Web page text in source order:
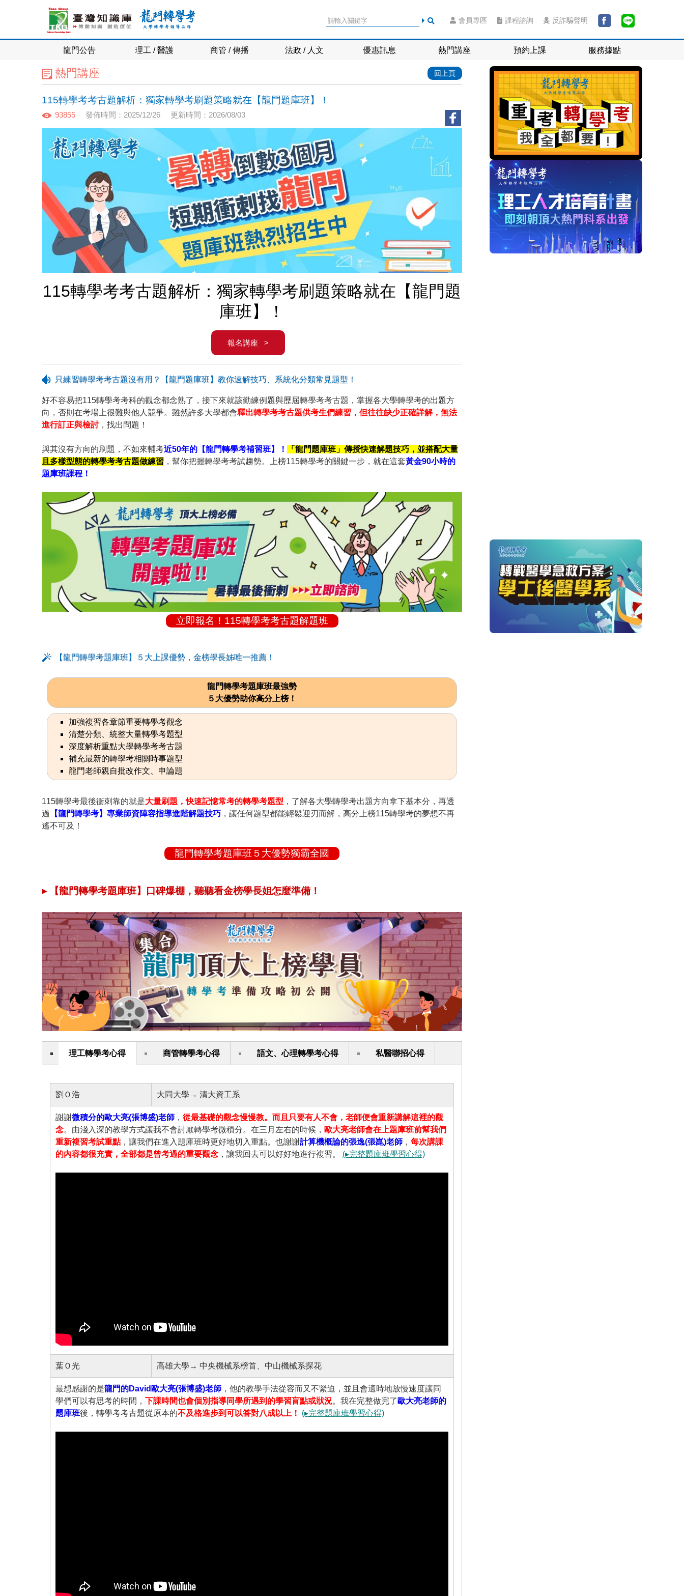
會員專區 課程諮詢 反詐騙聲明
龍門公告 理工 / 醫護 商管 / 傳播 法政 / 人文 優惠訊息 熱門講座 預約上課 服務據點
熱門講座 回上頁
115轉學考考古題解析：獨家轉學考刷題策略就在【龍門題庫班】！
93855 發佈時間：2025/12/26 更新時間：2026/08/03
115轉學考考古題解析：獨家轉學考刷題策略就在【龍門題
庫班】！
報名講座 >
只練習轉學考考古題沒有用？【龍門題庫班】教你速解技巧、系統化分類常見題型！
好不容易把115轉學考考科的觀念都念熟了，接下來就該勤練例題與歷屆轉學考考古題，掌握各大學轉學考的出題方
向，否則在考場上很難與他人競爭。雖然許多大學都會釋出轉學考考古題供考生們練習，但往往缺少正確詳解，無法
進行訂正與檢討，找出問題！
與其沒有方向的刷題，不如來輔考近50年的【龍門轉學考補習班】！
「龍門題庫班」傳授快速解題技巧，並搭配大量
且多樣型態的轉學考考古題做練習 ，幫你把握轉學考考試趨勢。上榜115轉學考的關鍵一步，就在這套黃金90小時的
題庫班課程！
立即報名！115轉學考考古題解題班
【龍門轉學考題庫班】５大上課優勢，金榜學長姊唯一推薦！
龍門轉學考題庫班最強勢
５大優勢助你高分上榜！
加強複習各章節重要轉學考觀念
清楚分類、統整大量轉學考題型
深度解析重點大學轉學考考古題
補充最新的轉學考相關時事題型
龍門老師親自批改作文、申論題
115轉學考最後衝刺靠的就是大量刷題，快速記憶常考的轉學考題型 ，了解各大學轉學考出題方向拿下基本分，再透
過
【龍門轉學考】專業師資陣容指導進階解題技巧 ，讓任何題型都能輕鬆迎刃而解，高分上榜115轉學考的夢想不再
遙不可及！
龍門轉學考題庫班５大優勢獨霸全國
▸ 【龍門轉學考題庫班】口碑爆棚，聽聽看金榜學長姐怎麼準備！
理工轉學考心得 商管轉學考心得 語文、心理轉學考心得 私醫聯招心得
劉Ｏ浩 大同大學→ 清大資工系
謝謝微積分的歐大亮(張博盛)老師 ， 從最基礎的觀念慢慢教。而且只要有人不會，老師便會重新講解這裡的觀
念。由淺入深的教學方式讓我不會討厭轉學考微積分。在三月左右的時候， 歐大亮老師會在上題庫班前幫我們
重新複習考試重點，讓我們在進入題庫班時更好地切入重點。也謝謝計算機概論的張逸(張崑)老師 ， 每次講課
的內容都很充實，全部都是曾考過的重要觀念 ，讓我回去可以好好地進行複習。 (▸完整題庫班學習心得)
葉Ｏ光 高雄大學→ 中央機械系榜首、中山機械系探花
最想感謝的是龍門的David歐大亮(張博盛)老師 ，他的教學手法從容而又不緊迫，並且會適時地放慢速度讓同
學們可以有思考的時間， 下課時間也會個別指導同學所遇到的學習盲點或狀況。我在完整做完了 歐大亮老師的
題庫班後，轉學考考古題從原本的不及格進步到可以答對八成以上！ (▸完整題庫班學習心得)